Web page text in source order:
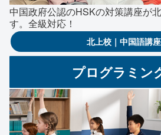
中国政府公認のHSKの対策講座が
す。全級対応！
北上校｜中国語講
プログラミン